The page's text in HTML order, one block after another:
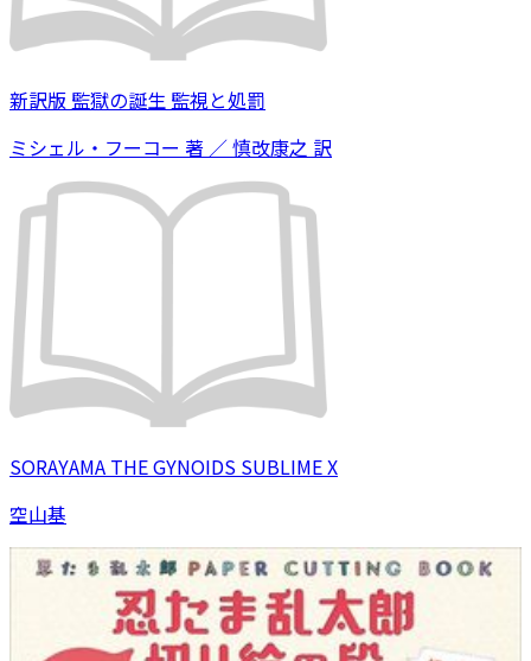
新訳版 監獄の誕生 監視と処罰
ミシェル・フーコー 著 ／ 慎改康之 訳
SORAYAMA THE GYNOIDS SUBLIME X
空山基